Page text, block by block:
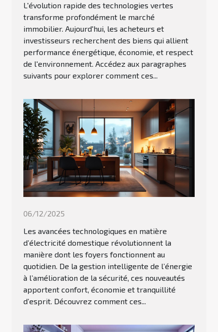
L'évolution rapide des technologies vertes
transforme profondément le marché
immobilier. Aujourd'hui, les acheteurs et
investisseurs recherchent des biens qui allient
performance énergétique, économie, et respect
de l'environnement. Accédez aux paragraphes
suivants pour explorer comment ces...
06/12/2025
Les avancées technologiques en matière
d’électricité domestique révolutionnent la
manière dont les foyers fonctionnent au
quotidien. De la gestion intelligente de l’énergie
à l’amélioration de la sécurité, ces nouveautés
apportent confort, économie et tranquillité
d’esprit. Découvrez comment ces...